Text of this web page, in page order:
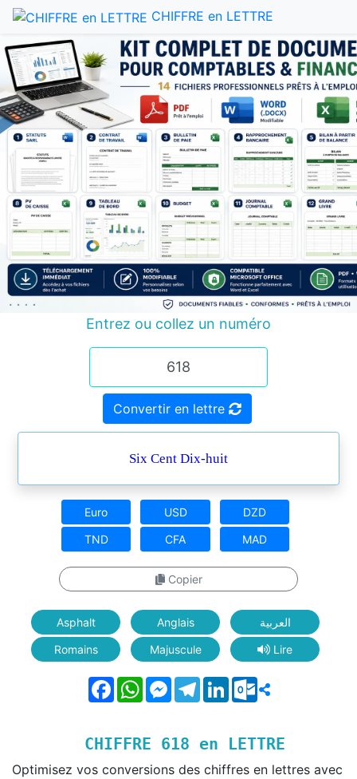
CHIFFRE en LETTRE
Entrez ou collez un numéro
Convertir en lettre
Six Cent Dix-huit
Euro USD
DZD
TND
CFA MAD
Copier
Asphalt Anglais
العربية
Romains
Majuscule Lire
FacebookWhatsAppMessenger
Telegram
LinkedInOutlook.com
CHIFFRE 618 en LETTRE
Optimisez vos conversions des chiffres en lettres avec